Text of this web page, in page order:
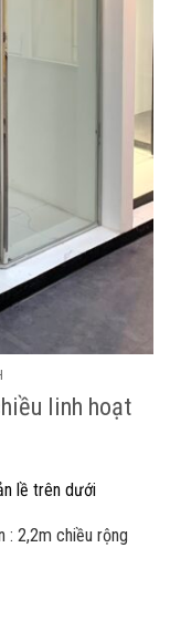
linh hoạt
lề trên dưới
: 2,2m chiều rộng